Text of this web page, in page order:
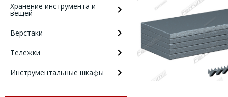
Хранение инструмента и
вещей
Верстаки
Тележки
Инструментальные шкафы